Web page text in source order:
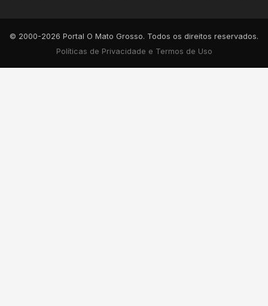
© 2000-2026 Portal O Mato Grosso. Todos os direitos reservados.
Políticas de Privacidade e Termos de Uso